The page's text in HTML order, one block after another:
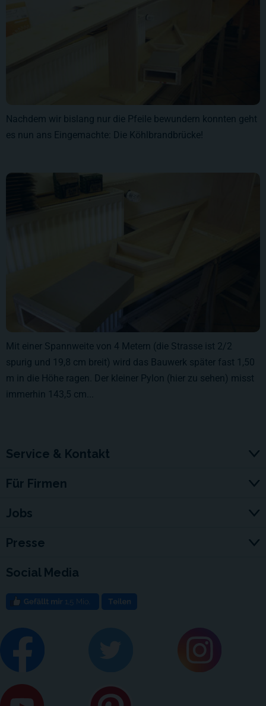
Nachdem wir bislang nur die Pfeile bewundern konnten geht
es nun ans Eingemachte: Die Köhlbrandbrücke!
Mit einer Spannweite von 4 Metern (die Strasse ist 2/2
spurig und 19,8 cm breit) wird das Bauwerk später fast 1,50
m in die Höhe ragen. Der kleiner Pylon (hier zu sehen) misst
immerhin 143,5 cm...
Service & Kontakt
Für Firmen
Jobs
Presse
Social Media